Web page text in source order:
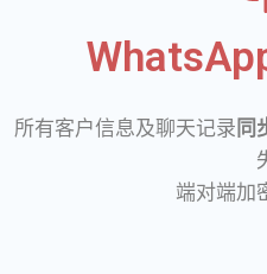
所有客户信息及聊天记录 同
端对端加